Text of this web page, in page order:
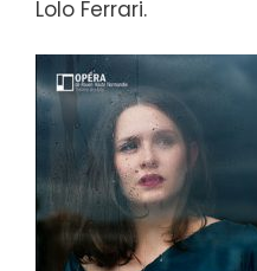
Lolo Ferrari.